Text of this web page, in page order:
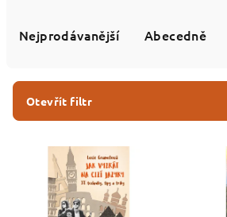
r
Nejprodávanější Abecedně
Otevřít filtr